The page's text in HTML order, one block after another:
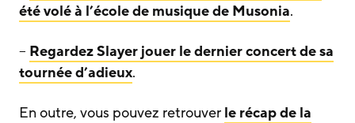
été volé à l’école de musique de Musonia.
– Regardez Slayer jouer le dernier concert de sa
tournée d’adieux.
En outre, vous pouvez retrouver le récap de la